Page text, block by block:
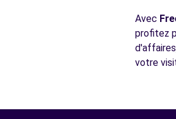
Avec
profitez
votre